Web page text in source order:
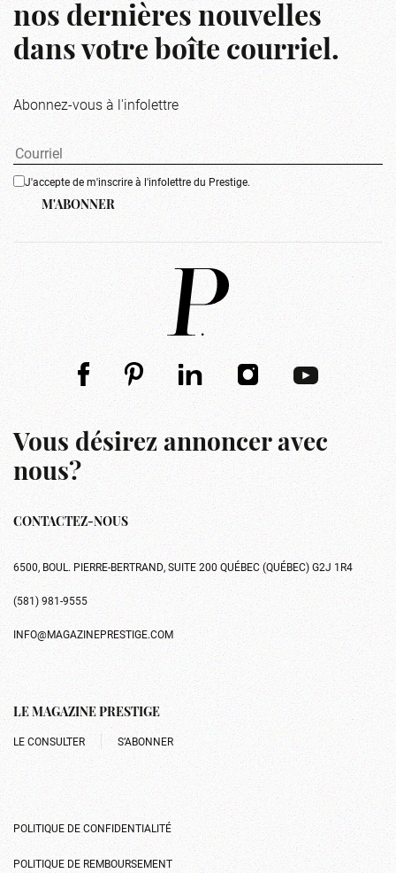
nos dernières nouvelles
dans votre boîte courriel.
Abonnez-vous à l'infolettre
J'accepte de m'inscrire à l'infolettre du Prestige.
M'ABONNER
Vous désirez annoncer avec
nous?
CONTACTEZ-NOUS
6500, BOUL. PIERRE-BERTRAND, SUITE 200 QUÉBEC (QUÉBEC) G2J 1R4
(581) 981-9555
INFO@MAGAZINEPRESTIGE.COM
LE MAGAZINE PRESTIGE
LE CONSULTER S’ABONNER
POLITIQUE DE CONFIDENTIALITÉ
POLITIQUE DE REMBOURSEMENT